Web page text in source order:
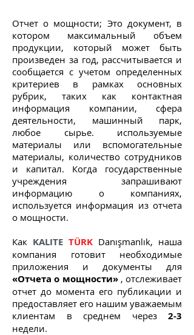
Отчет о мощности; Это документ, в
котором максимальный объем
продукции, который может быть
произведен за год, рассчитывается и
сообщается с учетом определенных
критериев в рамках основных
рубрик, таких как контактная
информация компании, сфера
деятельности, машинный парк,
любое сырье. используемые
материалы или вспомогательные
материалы, количество сотрудников
и капитал. Когда государственные
учреждения запрашивают
информацию о компаниях,
используется информация из отчета
о мощности.
Как KALITE TÜRK Danışmanlık, наша
компания готовит необходимые
приложения и документы для
«Отчета о мощности», отслеживает
отчет до момента его публикации и
предоставляет его нашим уважаемым
клиентам в среднем через 2-3
недели.